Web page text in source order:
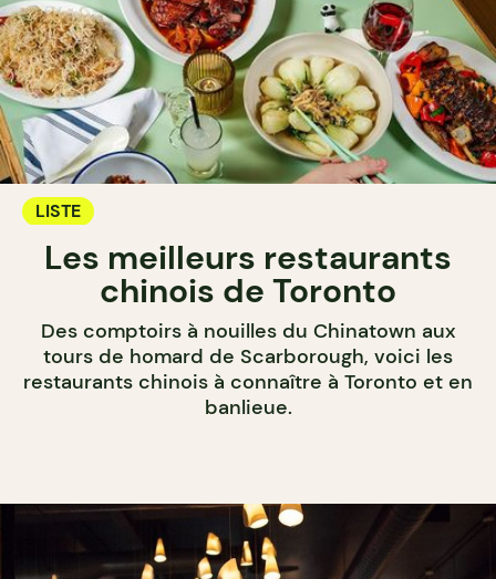
LISTE
Les meilleurs restaurants
chinois de Toronto
Des comptoirs à nouilles du Chinatown aux
tours de homard de Scarborough, voici les
restaurants chinois à connaître à Toronto et en
banlieue.